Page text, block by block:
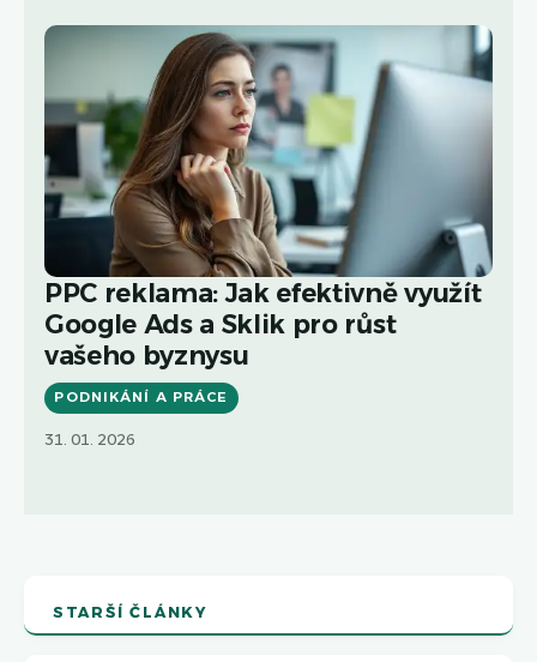
PPC reklama: Jak efektivně využít
Google Ads a Sklik pro růst
vašeho byznysu
PODNIKÁNÍ A PRÁCE
31. 01. 2026
STARŠÍ ČLÁNKY